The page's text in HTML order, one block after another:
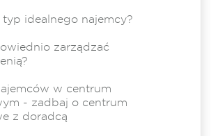
typ idealnego najemcy?
zarządzać
w centrum
- zadbaj o centrum
z doradcą